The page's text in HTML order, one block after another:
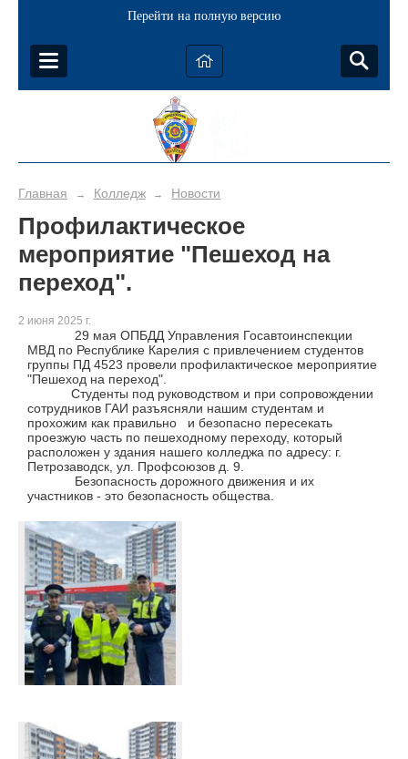
Перейти на полную версию
Главная → Колледж → Новости
Профилактическое
мероприятие "Пешеход на
переход".
2 июня 2025 г.
29 мая ОПБДД Управления Госавтоинспекции
МВД по Республике Карелия с привлечением студентов
группы ПД 4523 провели профилактическое мероприятие
"Пешеход на переход".
Студенты под руководством и при сопровождении
сотрудников ГАИ разъясняли нашим студентам и
прохожим как правильно и безопасно пересекать
проезжую часть по пешеходному переходу, который
расположен у здания нашего колледжа по адресу: г.
Петрозаводск, ул. Профсоюзов д. 9.
Безопасность дорожного движения и их
участников - это безопасность общества.